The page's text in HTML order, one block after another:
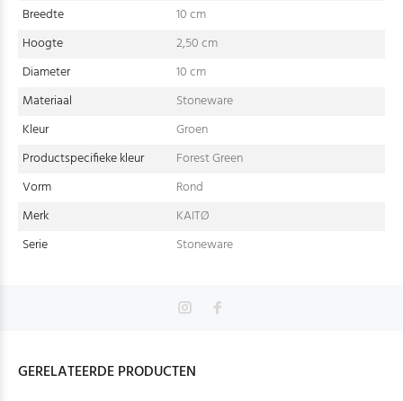
Breedte
10 cm
Hoogte
2,50 cm
Diameter
10 cm
Materiaal
Stoneware
Kleur
Groen
Productspecifieke kleur
Forest Green
Vorm
Rond
Merk
KAITØ
Serie
Stoneware
GERELATEERDE PRODUCTEN